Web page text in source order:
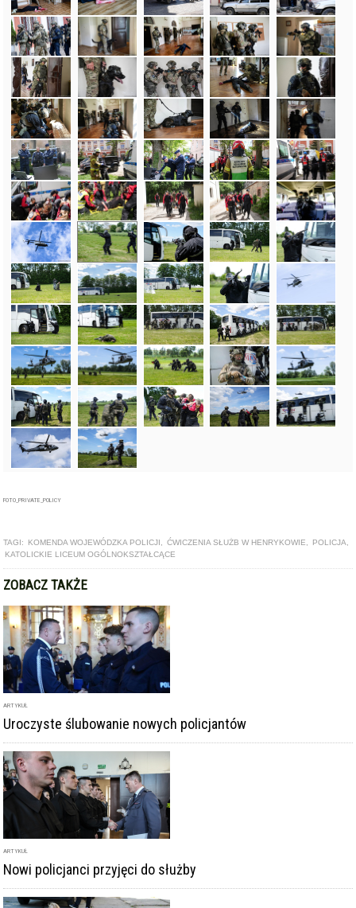
FOTO_PRIVATE_POLICY
TAGI: KOMENDA WOJEWÓDZKA POLICJI ĆWICZENIA SŁUŻB W HENRYKOWIE POLICJA
KATOLICKIE LICEUM OGÓLNOKSZTAŁCĄCE
ZOBACZ TAKŻE
ARTYKUŁ
Uroczyste ślubowanie nowych policjantów
ARTYKUŁ
Nowi policjanci przyjęci do służby